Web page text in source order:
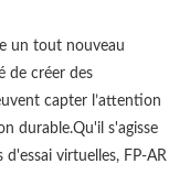
un tout nouveau
de créer des
capter l’attention
durable.Qu'il s'agisse
virtuelles, FP-AR